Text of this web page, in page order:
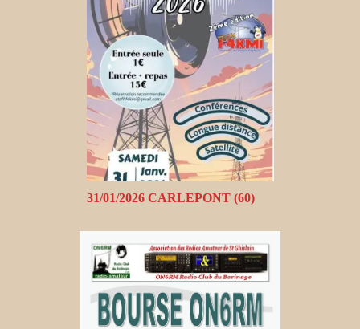
31/01/2026 CARLEPONT (60)